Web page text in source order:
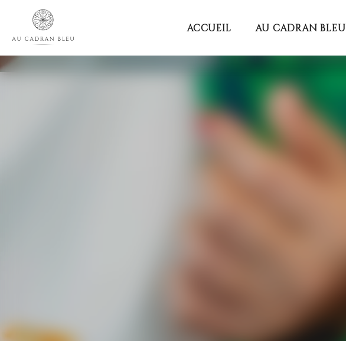
ACCUEIL AU CADRAN BLEU